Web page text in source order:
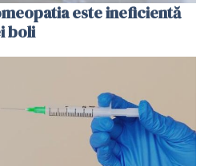
este ineficientă
boli